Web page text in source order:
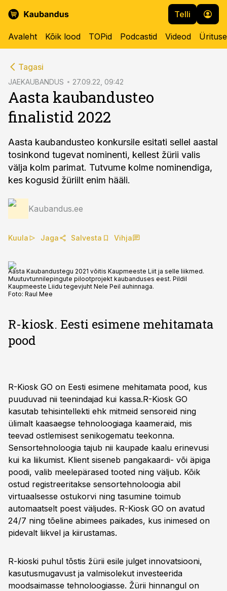
Telli
Avaleht Kõik lood TOPid Podcastid Videod
Tagasi
JAEKAUBANDUS 27.09.22, 09:42
Aasta kaubandusteo
finalistid 2022
Aasta kaubandusteo konkursile esitati sellel aastal
tosinkond tugevat nominenti, kellest žürii valis
välja kolm parimat. Tutvume kolme nominendiga,
kes kogusid žüriilt enim hääli.
Kaubandus.ee
Kuula Jaga Salvesta Vihja
Aasta Kaubandustegu 2021 võitis Kaupmeeste Liit ja selle liikmed.
Muutuvtunnilepingute pilootprojekt kaubanduses eest. Pildil
Kaupmeeste Liidu tegevjuht Nele Peil auhinnaga.
Foto: Raul Mee
R-kiosk. Eesti esimene mehitamata
pood
R-Kiosk GO on Eesti esimene mehitamata pood, kus
puuduvad nii teenindajad kui kassa.R-Kiosk GO
kasutab tehisintellekti ehk mitmeid sensoreid ning
ülimalt kaasaegse tehnoloogiaga kaameraid, mis
teevad ostlemisest senikogematu teekonna.
Sensortehnoloogia tajub nii kaupade kaalu erinevusi
kui ka liikumist. Klient siseneb pangakaardi- või äpiga
poodi, valib meelepärased tooted ning väljub. Kõik
ostud registreeritakse sensortehnoloogia abil
virtuaalsesse ostukorvi ning tasumine toimub
automaatselt poest väljudes. R-Kiosk GO on avatud
24/7 ning tõeline abimees paikades, kus inimesed on
pidevalt liikvel ja kiirustamas.
R-kioski puhul tõstis žürii esile julget innovatsiooni,
kasutusmugavust ja valmisolekut investeerida
moodsaimasse tehnoloogiasse. Žürii hinnangul on